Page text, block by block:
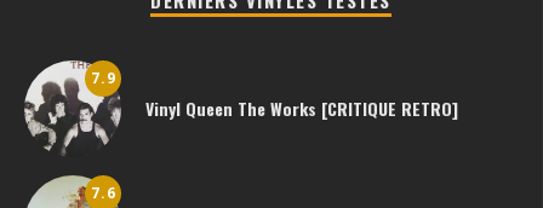
7.9
Vinyl Queen The Works [CRITIQUE RETRO]
7.6